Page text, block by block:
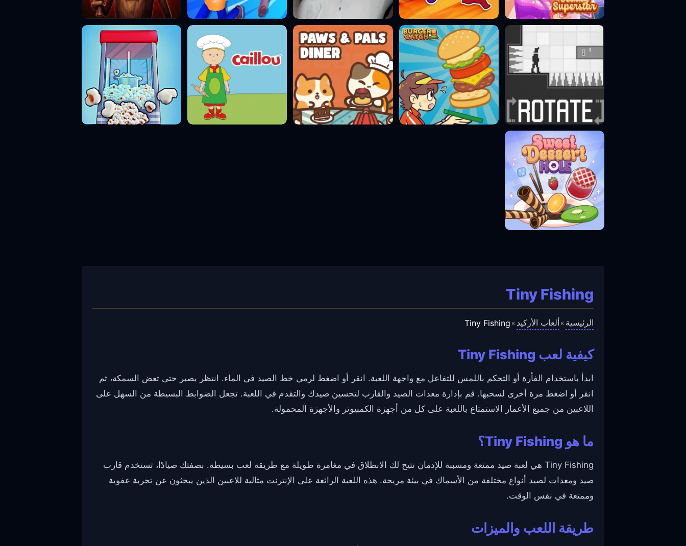
Tiny Fishing
الرئيسية » ألعاب الأركيد »
Tiny Fishing
كيفية لعب Tiny Fishing
ابدأ باستخدام الفأرة أو التحكم باللمس للتفاعل مع واجهة اللعبة. انقر أو اضغط لرمي خط الصيد في الماء. انتظر بصبر حتى تعض السمكة، ثم
انقر أو اضغط مرة أخرى لسحبها. قم بإدارة معدات الصيد والقارب لتحسين صيدك والتقدم في اللعبة. تجعل الضوابط البسيطة من السهل على
اللاعبين من جميع الأعمار الاستمتاع باللعبة على كل من أجهزة الكمبيوتر والأجهزة المحمولة.
ما هو Tiny Fishing؟
Tiny Fishing هي لعبة صيد ممتعة ومسببة للإدمان تتيح لك الانطلاق في مغامرة طويلة مع طريقة لعب بسيطة. بصفتك صيادًا، تستخدم قارب
صيد ومعدات لصيد أنواع مختلفة من الأسماك في بيئة مريحة. هذه اللعبة الرائعة على الإنترنت مثالية للاعبين الذين يبحثون عن تجربة عفوية
وممتعة في نفس الوقت.
طريقة اللعب والميزات